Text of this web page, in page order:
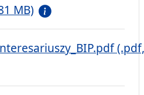
MB)
(.pdf,